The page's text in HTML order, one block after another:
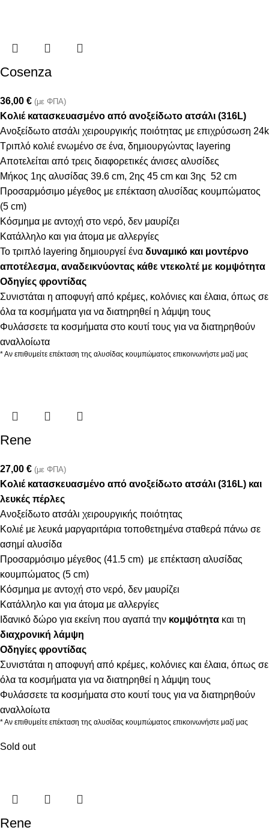
Cosenza
36,00 € (με ΦΠΑ)
Κολιέ κατασκευασμένο από ανοξείδωτο ατσάλι (316L)
Ανοξείδωτο ατσάλι χειρουργικής ποιότητας με επιχρύσωση 24k
Τριπλό κολιέ ενωμένο σε ένα, δημιουργώντας layering
Αποτελείται από τρεις διαφορετικές άνισες αλυσίδες
Μήκος 1ης αλυσίδας 39.6 cm, 2ης 45 cm και 3ης 52 cm
Προσαρμόσιμο μέγεθος με επέκταση αλυσίδας κουμπώματος
(5 cm)
Κόσμημα με αντοχή στο νερό, δεν μαυρίζει
Κατάλληλο και για άτομα με αλλεργίες
Το τριπλό layering δημιουργεί ένα δυναμικό και μοντέρνο
αποτέλεσμα, αναδεικνύοντας κάθε ντεκολτέ με κομψότητα
Οδηγίες φροντίδας
Συνιστάται η αποφυγή από κρέμες, κολόνιες και έλαια, όπως σε
όλα τα κοσμήματα για να διατηρηθεί η λάμψη τους
Φυλάσσετε τα κοσμήματα στο κουτί τους για να διατηρηθούν
αναλλοίωτα
* Αν επιθυμείτε επέκταση της αλυσίδας κουμπώματος επικοινωνήστε μαζί μας
Rene
27,00 € (με ΦΠΑ)
Κολιέ κατασκευασμένο από ανοξείδωτο ατσάλι (316L) και
λευκές πέρλες
Ανοξείδωτο ατσάλι χειρουργικής ποιότητας
Κολιέ με λευκά μαργαριτάρια τοποθετημένα σταθερά πάνω σε
ασημί αλυσίδα
Προσαρμόσιμο μέγεθος (41.5 cm) με επέκταση αλυσίδας
κουμπώματος (5 cm)
Κόσμημα με αντοχή στο νερό, δεν μαυρίζει
Κατάλληλο και για άτομα με αλλεργίες
Ιδανικό δώρο για εκείνη που αγαπά την κομψότητα και τη
διαχρονική λάμψη
Οδηγίες φροντίδας
Συνιστάται η αποφυγή από κρέμες, κολόνιες και έλαια, όπως σε
όλα τα κοσμήματα για να διατηρηθεί η λάμψη τους
Φυλάσσετε τα κοσμήματα στο κουτί τους για να διατηρηθούν
αναλλοίωτα
* Αν επιθυμείτε επέκταση της αλυσίδας κουμπώματος επικοινωνήστε μαζί μας
Sold out
Rene